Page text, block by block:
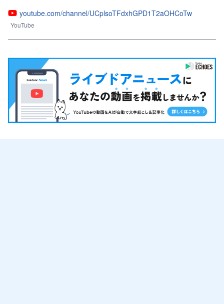
youtube.com/channel/UCplsoTFdxhGPD1T2aOHCoTw
YouTube